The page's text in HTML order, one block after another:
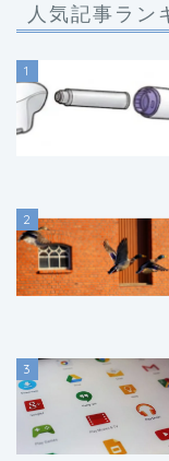
人気記事ラン
1
2
3